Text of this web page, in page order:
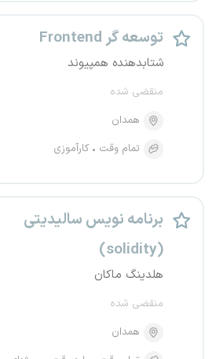
توسعه گر Frontend
شتابدهنده همپیوند
منقضی شده
همدان
تمام وقت
کارآموزی
برنامه نویس سالیدیتی
(solidity)
هلدینگ ماکان
منقضی شده
همدان